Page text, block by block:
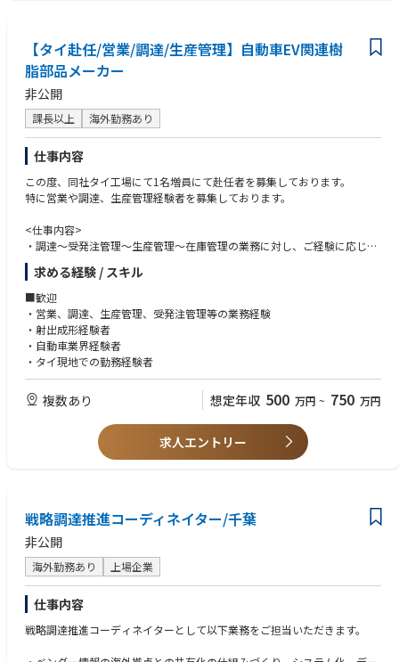
【タイ赴任/営業/調達/生産管理】自動車EV関連樹
脂部品メーカー
非公開
課長以上 海外勤務あり
仕事内容
この度、同社タイ工場にて1名増員にて赴任者を募集しております。
特に営業や調達、生産管理経験者を募集しております。
<仕事内容>
・調達～受発注管理～生産管理～在庫管理の業務に対し、ご経験に応じて
従事頂きます。
・調達や生産管理の深い経験がない方でも、営業など対外対応を経験され
ている方であれば歓迎です。
・ご経験やご意向によっては上記以外の業務へのご推薦も可能です。
・ご意向によっては現地採用も可能です。
<魅力>
・ご希望次第で、期限なく長くタイに在住できるポジションです。
・大手電機メーカーからのEV部品の大型受注に対した体制強化であり、将
来展望の明るい状態です。
・2024/12にはIATF16949も取得し、本格的な生産体制を構築しておりま
求める経験 / スキル
■歓迎
・営業、調達、生産管理、受発注管理等の業務経験
・射出成形経験者
・自動車業界経験者
・タイ現地での勤務経験者
複数あり 想定年収 500 万円 ~ 750 万円
求人エントリー
戦略調達推進コーディネイター/千葉
非公開
海外勤務あり 上場企業
仕事内容
戦略調達推進コーディネイターとして以下業務をご担当いただきます。